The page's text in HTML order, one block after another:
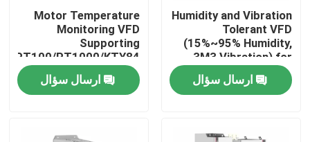
تور کارخانه
کنترل کیفیت
Humidity and Vibration
Tolerant VFD
(15%~95% Humidity,
3M3 Vibration) for
Harsh Conditions
ارسال سؤال
Motor Temperature
Monitoring VFD
Supporting
PT100/PT1000/KTY84
for Reliable
Performanceارسال سؤال